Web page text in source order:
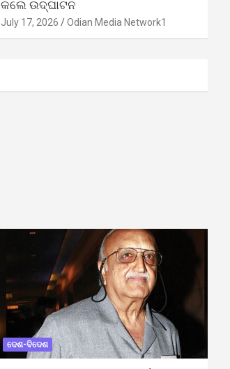
କଲେ ଉଦ୍‌ଘାଟନ
July 17, 2026 Odian Media Network1
ଦେଶ-ବିଦେଶ